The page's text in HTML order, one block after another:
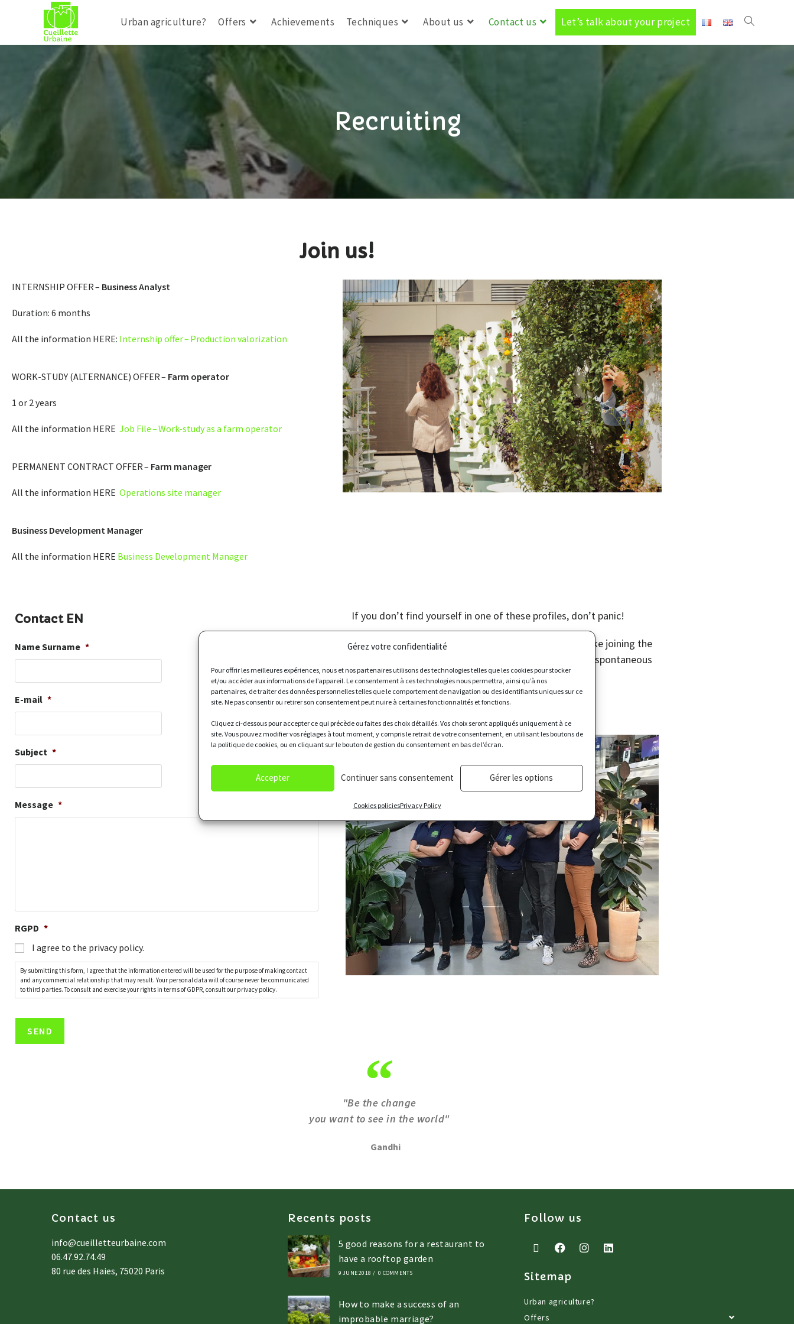
Gérez votre confidentialité
Pour offrir les meilleures expériences, nous et nos partenaires utilisons des technologies telles que les cookies pour stocker
et/ou accéder aux informations de l’appareil. Le consentement à ces technologies nous permettra, ainsi qu’à nos
partenaires, de traiter des données personnelles telles que le comportement de navigation ou des identifiants uniques sur ce
site. Ne pas consentir ou retirer son consentement peut nuire à certaines fonctionnalités et fonctions.
Cliquez ci-dessous pour accepter ce qui précède ou faites des choix détaillés. Vos choix seront appliqués uniquement à ce
site. Vous pouvez modifier vos réglages à tout moment, y compris le retrait de votre consentement, en utilisant les boutons de
la politique de cookies, ou en cliquant sur le bouton de gestion du consentement en bas de l’écran.
Accepter Continuer sans consentement Gérer les options
Cookies policiesPrivacy Policy
Urban agriculture? Offers Achievements Techniques About us Contact us Let’s talk about your project
Recruiting
Join us!
INTERNSHIP OFFER – Business Analyst
Duration: 6 months
All the information HERE: Internship offer – Production valorization
WORK-STUDY (ALTERNANCE) OFFER – Farm operator
1 or 2 years
All the information HERE Job File – Work-study as a farm operator
PERMANENT CONTRACT OFFER – Farm manager
All the information HERE Operations site manager
Business Development Manager
All the information HERE Business Development Manager
Contact EN
Name Surname *
E-mail *
Subject *
Message *
RGPD *
I agree to the privacy policy.
By submitting this form, I agree that the information entered will be used for the purpose of making contact
and any commercial relationship that may result. Your personal data will of course never be communicated
to third parties. To consult and exercise your rights in terms of GDPR, consult our privacy policy.
If you don’t find yourself in one of these profiles, don’t panic!
Motivation is one of our major criteria and if you feel like joining the
Cueillette Urbaine adventure, you can always send us a spontaneous
application.
We will always take the time to answer you.
"Be the change
you want to see in the world"
Gandhi
Contact us
info@cueilletteurbaine.com
06.47.92.74.49
80 rue des Haies, 75020 Paris
Recents posts
5 good reasons for a restaurant to
have a rooftop garden
9 JUNE 2018 / 0 COMMENTS
How to make a success of an
improbable marriage?
Follow us
Sitemap
Urban agriculture?
Offers